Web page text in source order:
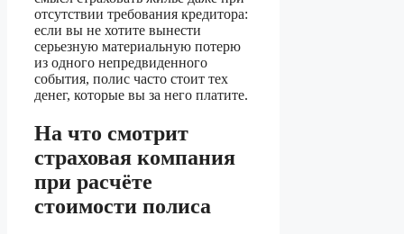
отсутствии требования кредитора:
если вы не хотите вынести
серьезную материальную потерю
из одного непредвиденного
события, полис часто стоит тех
денег, которые вы за него платите.
На что смотрит
страховая компания
при расчёте
стоимости полиса